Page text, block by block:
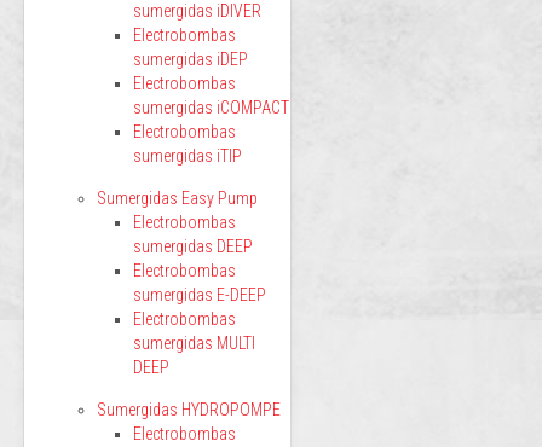
sumergidas iDIVER
Electrobombas
sumergidas iDEP
Electrobombas
sumergidas iCOMPACT
Electrobombas
sumergidas iTIP
Sumergidas Easy Pump
Electrobombas
sumergidas DEEP
Electrobombas
sumergidas E-DEEP
Electrobombas
sumergidas MULTI
DEEP
Sumergidas HYDROPOMPE
Electrobombas